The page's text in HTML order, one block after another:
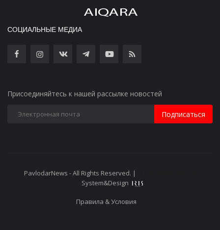
СОЦИАЛЬНЫЕ МЕДИА
Присоединяйтесь к нашей рассылке новостей
Подписаться
PavlodarNews - All Rights Reserved. |
System&Design
Правила & Условия